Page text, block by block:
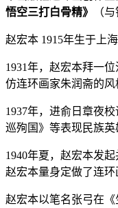
悟空三打白骨精》
（
赵宏本 1915年生于上
1931年，赵宏本拜一
仿连环画家朱润斋的
1937年，进俞日章夜
巡殉国》等表现民族英
1940年夏，赵宏本发
赵宏本量身定做了连环
赵宏本以笔名张弓在